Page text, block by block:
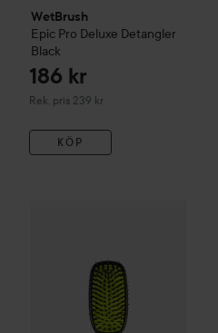
WetBrush
Epic Pro Deluxe Detangler
Black
186 kr
Rek. pris 239 kr
Rekommenderat pris 239 kr
KÖP